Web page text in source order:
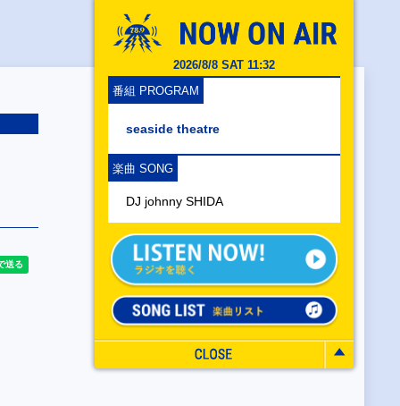
2026/8/8 SAT 11:32
番組 PROGRAM
seaside theatre
楽曲 SONG
DJ johnny SHIDA